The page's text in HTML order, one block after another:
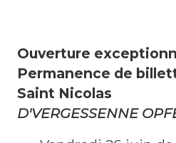
Ouverture
Permanence de
Saint Nicolas
D'VERGESSENNE
n
d
a
-